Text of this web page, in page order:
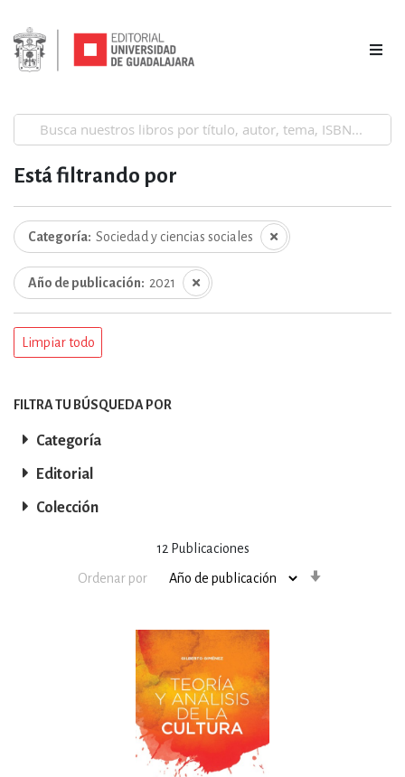
12 Publicaciones
Ordenar por
Está filtrando por
Categoría Sociedad y ciencias sociales
Año de publicación 2021
Limpiar todo
FILTRA TU BÚSQUEDA POR
Categoría
Editorial
Colección